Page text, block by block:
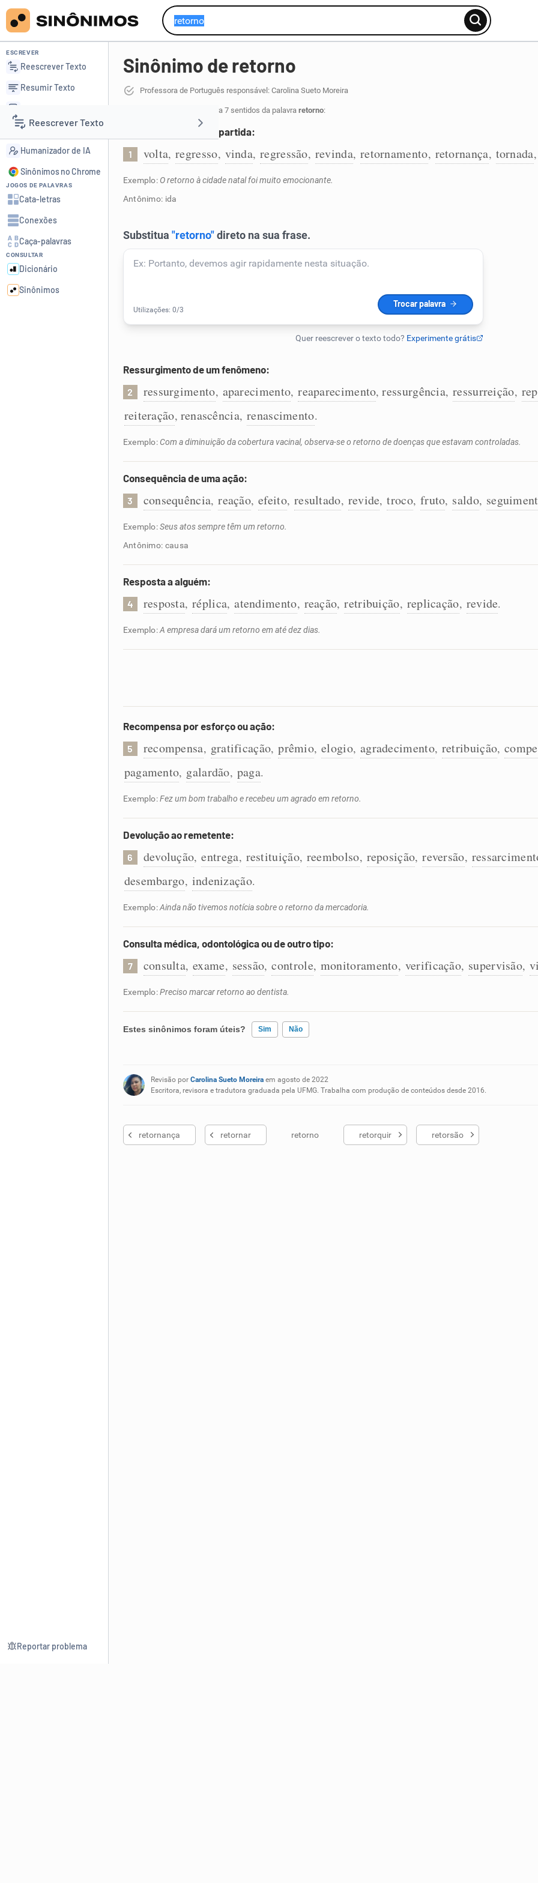
Reescrever Texto
Resumir Texto
Corrigir Texto
Detector de IA
Humanizador de IA
ESCREVER
Reescrever Texto
Resumir Texto
Detector de IA
Humanizador de IA
Sinônimos no Chrome
JOGOS DE PALAVRAS
Cata-letras
Conexões
Caça-palavras
CONSULTAR
Dicionário
Sinônimos
Reportar problema
Sinônimo de retorno
Professora de Português responsável: Carolina Sueto Moreira
para 7 sentidos da palavra retorno:
Volta para o ponto de partida:
1 volta, regresso, vinda, regressão, revinda, retornamento, retornança, tornada,
Exemplo: O retorno à cidade natal foi muito emocionante.
Antônimo: ida
Ressurgimento de um fenômeno:
2 ressurgimento, aparecimento, reaparecimento,ressurgência, ressurreição,
reiteração, renascência, renascimento.
Exemplo: Com a diminuição da cobertura vacinal, observa-se o retorno de doenças que estavam controladas.
Consequência de uma ação:
3 consequência, reação, efeito, resultado, revide, troco, fruto, saldo,
Exemplo:Seus atos sempre têm um retorno.
Antônimo: causa
Resposta a alguém:
4 resposta, réplica, atendimento, reação, retribuição, replicação, revide.
Exemplo:A empresa dará um retorno em até dez dias.
Recompensa por esforço ou ação:
5 recompensa, gratificação, prêmio, elogio, agradecimento, retribuição,
pagamento, galardão, paga.
Exemplo:Fez um bom trabalho e recebeu um agrado em retorno.
Devolução ao remetente:
6 devolução, entrega, restituição, reembolso, reposição, reversão,
desembargo, indenização.
Exemplo:Ainda não tivemos notícia sobre o retorno da mercadoria.
Consulta médica, odontológica ou de outro tipo:
7 consulta, exame, sessão, controle, monitoramento, verificação, supervisão,
Exemplo:Preciso marcar retorno ao dentista.
Estes sinônimos foram úteis? Sim Não
Nenhum dos sinônimos apresentados me ajudou
Revisão por Carolina Sueto Moreiraem agosto de 2022
Escritora, revisora e tradutora graduada pela UFMG. Trabalha com produção de conteúdos desde 2016.
retornança retornar retorno retorquir retorsão